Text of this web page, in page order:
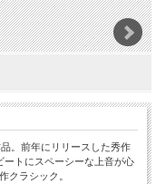
。前年にリリースした秀作
ートにスペーシーな上音が心
クラシック。